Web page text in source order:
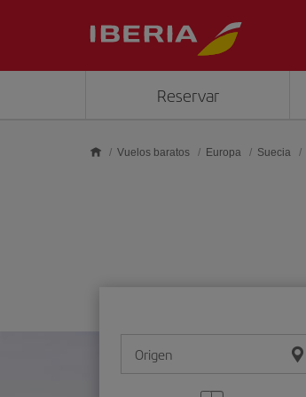
Reservar
Vuelos baratos Europa Suecia
Origen